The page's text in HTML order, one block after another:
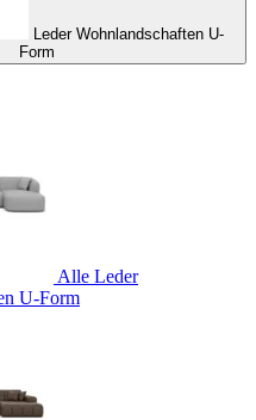
Leder Wohnlandschaften U-
Form
Alle Leder
U-Form